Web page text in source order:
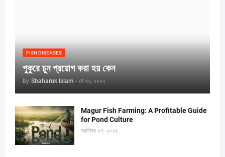
FISH DISEASES
পুকুরে চুন প্রয়োগ করা হয় কেন
by Shaharuk Islam - মে ৩১, ২০২২
Magur Fish Farming: A Profitable Guide
for Pond Culture
অক্টোবর ০৭, ২০২৫